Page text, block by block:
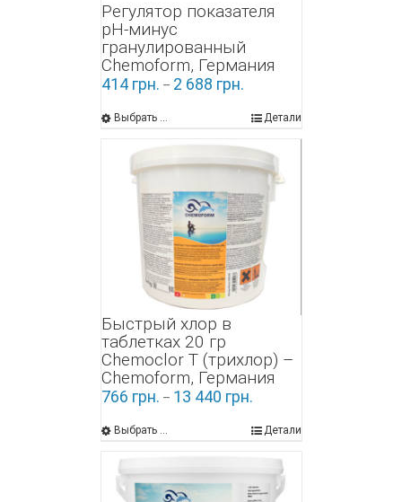
Регулятор показателя
pH-минус
гранулированный
Chemoform, Германия
414 грн. – 2 688 грн.
Выбрать ... Детали
Быстрый хлор в
таблетках 20 гр
Chemoclor Т (трихлор) –
Chemoform, Германия
766 грн. – 13 440 грн.
Выбрать ... Детали